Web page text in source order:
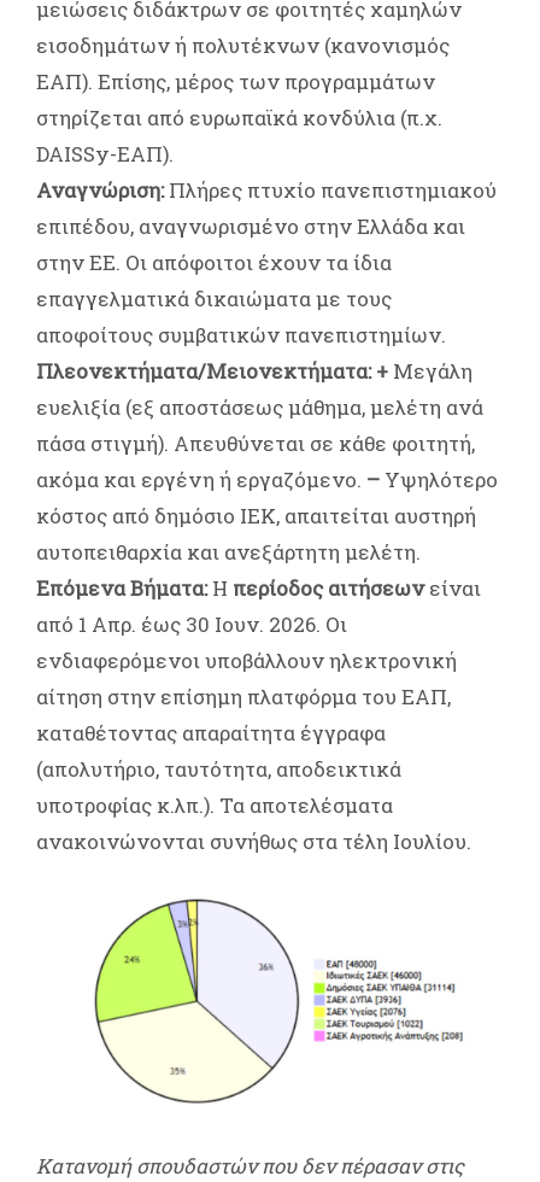
μειώσεις διδάκτρων σε φοιτητές χαμηλών
εισοδημάτων ή πολυτέκνων (κανονισμός
ΕΑΠ). Επίσης, μέρος των προγραμμάτων
στηρίζεται από ευρωπαϊκά κονδύλια (π.χ.
DAISSy-ΕΑΠ).
Αναγνώριση:Πλήρες πτυχίο πανεπιστημιακού
επιπέδου, αναγνωρισμένο στην Ελλάδα και
στην ΕΕ. Οι απόφοιτοι έχουν τα ίδια
επαγγελματικά δικαιώματα με τους
αποφοίτους συμβατικών πανεπιστημίων.
Πλεονεκτήματα/Μειονεκτήματα: + Μεγάλη
ευελιξία (εξ αποστάσεως μάθημα, μελέτη ανά
πάσα στιγμή). Απευθύνεται σε κάθε φοιτητή,
ακόμα και εργένη ή εργαζόμενο. – Υψηλότερο
κόστος από δημόσιο ΙΕΚ, απαιτείται αυστηρή
αυτοπειθαρχία και ανεξάρτητη μελέτη.
Επόμενα Βήματα:Η περίοδος αιτήσεωνείναι
από 1 Απρ. έως 30 Ιουν. 2026. Οι
ενδιαφερόμενοι υποβάλλουν ηλεκτρονική
αίτηση στην επίσημη πλατφόρμα του ΕΑΠ,
καταθέτοντας απαραίτητα έγγραφα
(απολυτήριο, ταυτότητα, αποδεικτικά
υποτροφίας κ.λπ.). Τα αποτελέσματα
ανακοινώνονται συνήθως στα τέλη Ιουλίου.
Κατανομή σπουδαστών που δεν πέρασαν στις